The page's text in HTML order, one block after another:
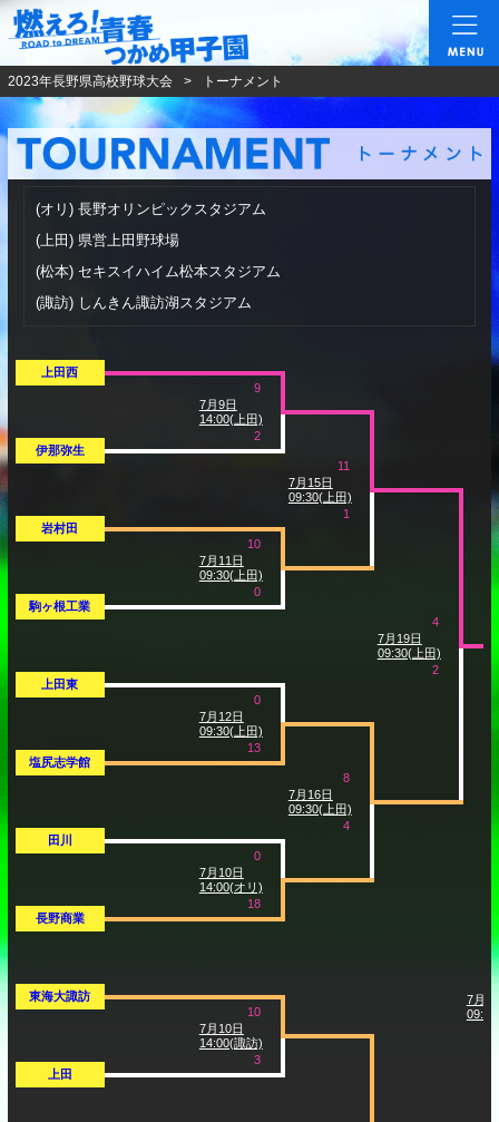
燃えろ!青春 つかめ
2023年長野県高校野球大会 トーナメント
(オリ)長野オリンピックスタジアム
(上田) 県営上田野球場
(松本) セキスイハイム松本スタジアム
(諏訪) しんきん諏訪湖スタジアム
上田西
伊那弥生
岩村田
駒ヶ根工業
上田東
塩尻志学館
田川
長野商業
東海大諏訪
上田
7月9日
14:00(上田)
9
2
7月11日
09:30(上田)
10
0
7月12日
09:30(上田)
0
13
7月10日
14:00(オリ)
0
18
7月10日
14:00(諏訪)
10
3
7月15日
09:30(上田)
11
1
7月16日
09:30(上田)
8
4
7月19日
09:30(上田)
4
2
7月